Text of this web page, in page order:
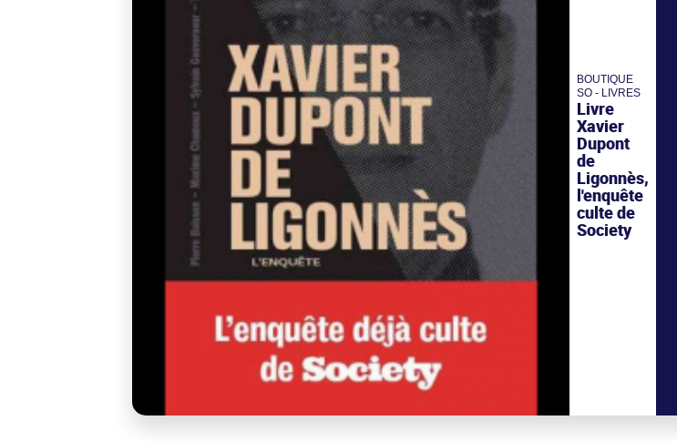
BOUTIQUE
SO - LIVRES
Livre
Xavier
Dupont
de
Ligonnès,
l'enquête
culte de
Society